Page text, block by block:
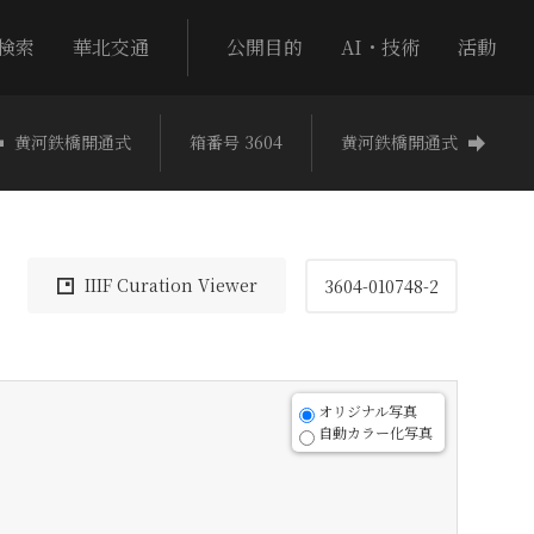
索 華北交通 公開目的 AI・技術 活動
黄河鉄橋開通式 箱番号 3604 黄河鉄橋開通式
IIIF Curation Viewer 3604-010748-2
オリジナル写真
自動カラー化写真